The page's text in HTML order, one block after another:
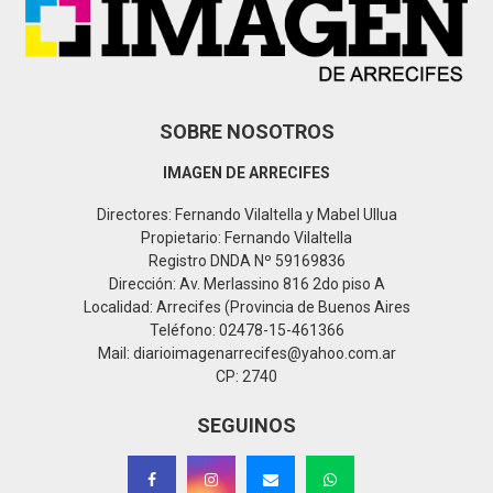
SOBRE NOSOTROS
IMAGEN DE ARRECIFES
Directores: Fernando Vilaltella y Mabel Ullua
Propietario: Fernando Vilaltella
Registro DNDA Nº 59169836
Dirección: Av. Merlassino 816 2do piso A
Localidad: Arrecifes (Provincia de Buenos Aires
Teléfono: 02478-15-461366
Mail: diarioimagenarrecifes@yahoo.com.ar
CP: 2740
SEGUINOS